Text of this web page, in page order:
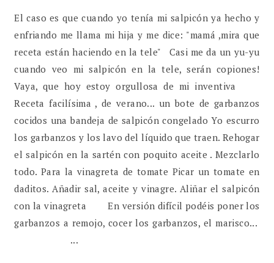
El caso es que cuando yo tenía mi salpicón ya hecho y
enfriando me llama mi hija y me dice: "mamá ,mira que
receta están haciendo en la tele" Casi me da un yu-yu
cuando veo mi salpicón en la tele, serán copiones!
Vaya, que hoy estoy orgullosa de mi inventiva
Receta facilísima , de verano... un bote de garbanzos
cocidos una bandeja de salpicón congelado Yo escurro
los garbanzos y los lavo del líquido que traen. Rehogar
el salpicón en la sartén con poquito aceite . Mezclarlo
todo. Para la vinagreta de tomate Picar un tomate en
daditos. Añadir sal, aceite y vinagre. Aliñar el salpicón
con la vinagreta En versión difícil podéis poner los
garbanzos a remojo, cocer los garbanzos, el marisco...
...